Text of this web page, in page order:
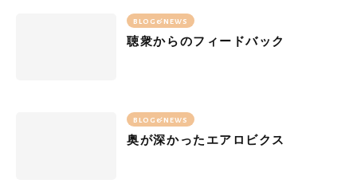
BLOG&NEWS
聴衆からのフィードバック
BLOG&NEWS
奥が深かったエアロビクス